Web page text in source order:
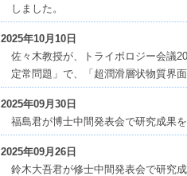
しました。
2025年10月10日
佐々木教授が、トライボロジー会議
定常問題」で、「超潤滑層状物質界
2025年09月30日
福島君が博士中間発表会で研究成果を
2025年09月26日
鈴木大吾君が修士中間発表会で研究成